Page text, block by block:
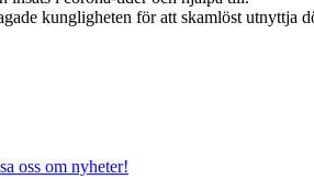
kungligheten för att skamlöst utnyttja
oss om nyheter!